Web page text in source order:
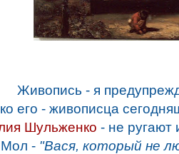
Живопись - я
его - живописца
Шульженко - не
Мол - "Вася, который не